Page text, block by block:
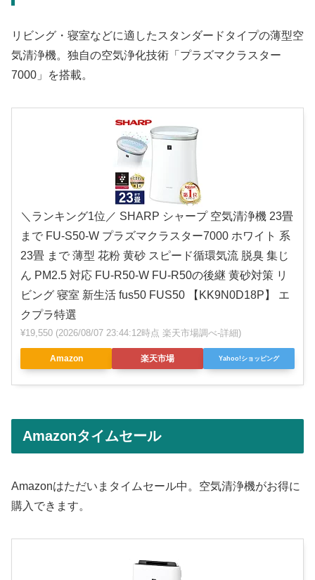
リビング・寝室などに適したスタンダードタイプの薄型空
気清浄機。独自の空気浄化技術「プラズマクラスター
7000」を搭載。
＼ランキング1位／ SHARP シャープ 空気清浄機 23畳
まで FU-S50-W プラズマクラスター7000 ホワイト 系
23畳 まで 薄型 花粉 黄砂 スピード循環気流 脱臭 集じ
ん PM2.5 対応 FU-R50-W FU-R50の後継 黄砂対策 リ
ビング 寝室 新生活 fus50 FUS50 【KK9N0D18P】 エ
クプラ特選
¥19,550 (2026/08/07 23:44:12時点 楽天市場調べ-詳細)
Amazon 楽天市場 Yahoo!ショッピング
Amazonタイムセール
Amazonはただいまタイムセール中。空気清浄機がお得に
購入できます。